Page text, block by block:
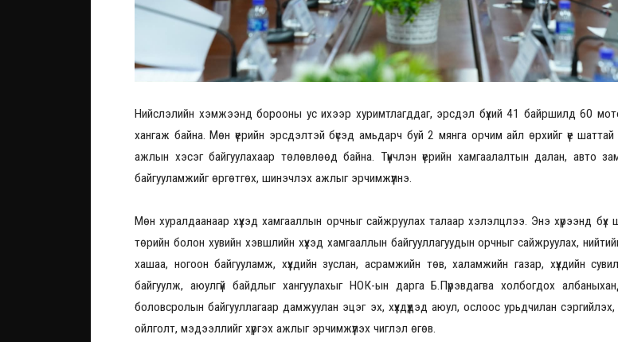
Нийслэлийн хэмжээнд борооны ус ихээр хуримтлагддаг, эрсдэл бүхий 41 байршилд 60
хангаж байна. Мөн үерийн эрсдэлтэй бүсэд амьдарч буй 2 мянга орчим айл өрхийг үе шаттай
ажлын хэсэг байгуулахаар төлөвлөөд байна. Түүнчлэн үерийн хамгаалалтын далан, авто
байгууламжийг өргөтгөх, шинэчлэх ажлыг эрчимжүүлнэ.
Мөн хуралдаанаар хүүхэд хамгааллын орчныг сайжруулах талаар хэлэлцлээ. Энэ хүрээнд
төрийн болон хувийн хэвшлийн хүүхэд хамгааллын байгууллагуудын орчныг сайжруулах,
хашаа, ногоон байгууламж, хүүхдийн зуслан, асрамжийн төв, халамжийн газар, хүүхдийн
байгуулж, аюулгүй байдлыг хангуулахыг НОК-ын дарга Б.Пүрэвдагва холбогдох
боловсролын байгууллагаар дамжуулан эцэг эх, хүүхдүүдэд аюул, ослоос урьдчилан
ойлголт, мэдээллийг хүргэх ажлыг эрчимжүүлэх чиглэл өгөв.